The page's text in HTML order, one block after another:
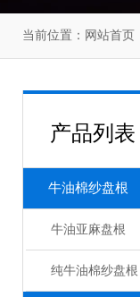
当前位置： 网站首页
产品列表
牛油棉纱盘根
牛油亚麻盘根
纯牛油棉纱盘根